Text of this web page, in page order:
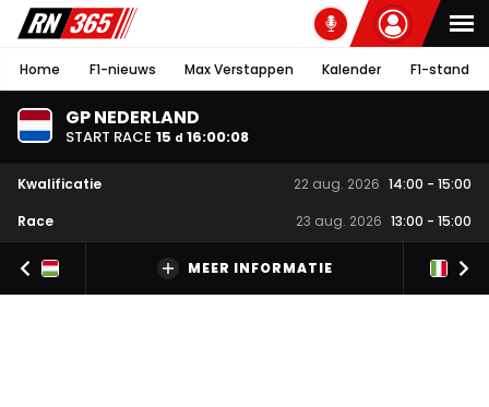
Home F1-nieuws Max Verstappen Kalender F1-stand
GP NEDERLAND
START RACE 15 d 16:00:07
Kwalificatie 22 aug. 2026 14:00 - 15:00
Race
23 aug. 2026 13:00 - 15:00
MEER INFORMATIE